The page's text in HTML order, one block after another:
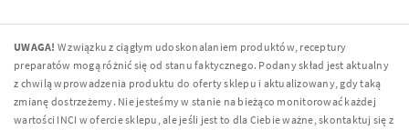
UWAGA! W związku z ciągłym udoskonalaniem produktów, receptury
preparatów mogą różnić się od stanu faktycznego. Podany skład jest aktualny
z chwilą wprowadzenia produktu do oferty sklepu i aktualizowany, gdy taką
zmianę dostrzeżemy. Nie jesteśmy w stanie na bieżąco monitorować każdej
wartości INCI w ofercie sklepu, ale jeśli jest to dla Ciebie ważne, skontaktuj się z